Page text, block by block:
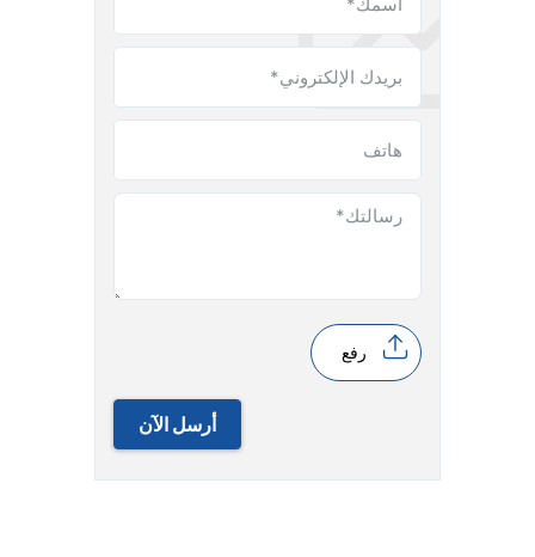
رفع
أرسل الآن